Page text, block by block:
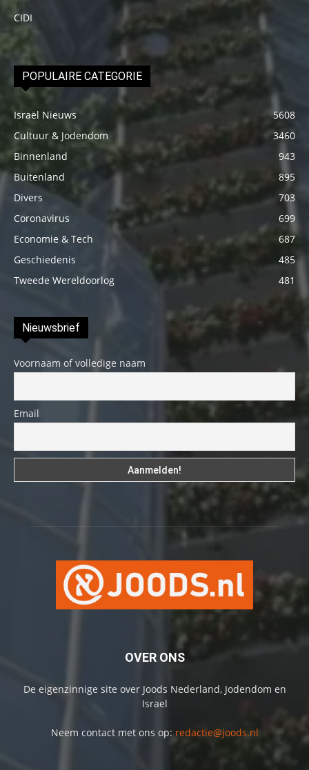
CIDI
POPULAIRE CATEGORIE
Israël Nieuws
5608
Cultuur & Jodendom
3460
Binnenland
943
Buitenland
895
Divers
703
Coronavirus
699
Economie & Tech
687
Geschiedenis
485
Tweede Wereldoorlog
481
Nieuwsbrief
Voornaam of volledige naam
Email
OVER ONS
De eigenzinnige site over Joods Nederland, Jodendom en
Israel
Neem contact met ons op: redactie@joods.nl